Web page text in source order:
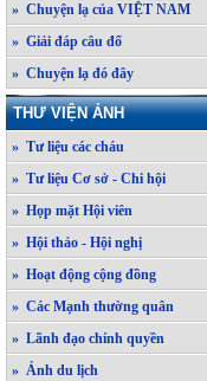
» Chuyện lạ của VIỆT NAM
» Giải đáp câu đố
» Chuyện lạ đó đây
THƯ VIỆN ẢNH
» Tư liệu các cháu
» Tư liệu Cơ sở - Chi hội
» Họp mặt Hội viên
» Hội thảo - Hội nghị
» Hoạt động cộng đồng
» Các Mạnh thường quân
» Lãnh đạo chính quyền
» Ảnh du lịch